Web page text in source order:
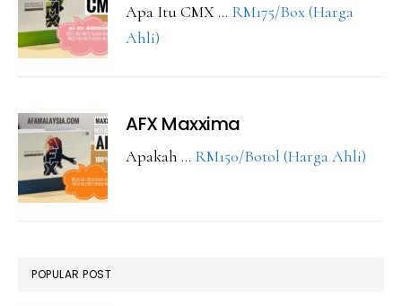
Apa Itu CMX … RM175/Box (Harga
Ahli)
AFX Maxxima
Apakah … RM150/Botol (Harga Ahli)
POPULAR POST